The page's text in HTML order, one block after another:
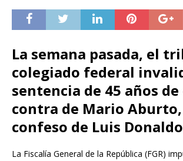
La semana pasada, el
colegiado federal
sentencia de 45 años
contra de Mario
confeso de Luis
La Fiscalía General de la República (FGR)